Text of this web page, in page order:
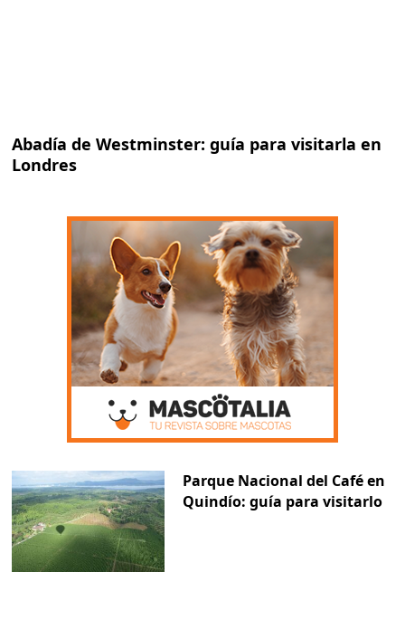
Abadía de Westminster: guía para visitarla en
Londres
Parque Nacional del Café en
Quindío: guía para visitarlo